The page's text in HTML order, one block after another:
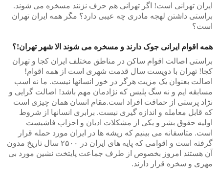
ایران تهرانی است! اگر تهرانی هم حرف نزنند مسخره می شوند.
براستی داشتن لهجه مادری چه عیبی دارد؟ مگر همه ایران تهران
است؟
همه اقوام ایرانی جوک دارند و مسخره می شوند الا شهر تهران!؟
براستی اصالت اقوام ساکن در مناطق مختلف ایران کجا و تهران
کجا! تهران با دویست سال قدمت شهری است از همه اقوام!
اصالت بعنوان یک مزیت هرگز در خور انسانها نیست. ما نه اسب
مسابقه ایم و نه سگ پلیس که نژادمان مهم باشد! اصالت گرایی و
نژاد پرستی از حماقت افراد است.مقام انسان همان چیزی است
که قابل معامله و اندازه گیری نیست. برابری انسانها از شروط
اولیه حقوق بشر و یکی از مشکلات ادیان و احزاب فاشیست
است. متاسفانه می بینیم که ریشه ها در ایران مورد حمله قرار
گرفته است و اقوامی که پایه های ایران در ۲۵۰۰ سال تاریخ مدون
آن هستند امروز بخصوص از طرف جماعت پایتخت نشین مورد بی
مهری و سخره قرار دارند.